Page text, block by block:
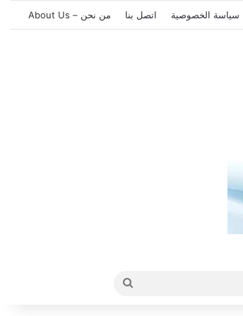
سياسة الخصوصية اتصل بنا من نحن – About Us
بحث